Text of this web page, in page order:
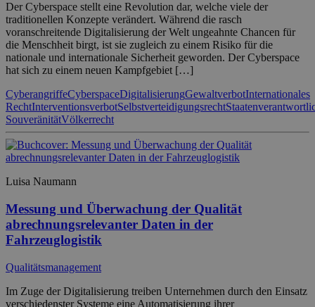
Der Cyberspace stellt eine Revolution dar, welche viele der
traditionellen Konzepte verändert. Während die rasch
voranschreitende Digitalisierung der Welt ungeahnte Chancen für
die Menschheit birgt, ist sie zugleich zu einem Risiko für die
nationale und internationale Sicherheit geworden. Der Cyberspace
hat sich zu einem neuen Kampfgebiet […]
CyberangriffeCyberspaceDigitalisierungGewaltverbotInternationales
RechtInterventionsverbotSelbstverteidigungsrecht
SouveränitätVölkerrecht
Luisa Naumann
Messung und Überwachung der Qualität
abrechnungsrelevanter Daten in der
Fahrzeuglogistik
Qualitätsmanagement
Im Zuge der Digitalisierung treiben Unternehmen durch den Einsatz
verschiedenster Systeme eine Automatisierung ihrer